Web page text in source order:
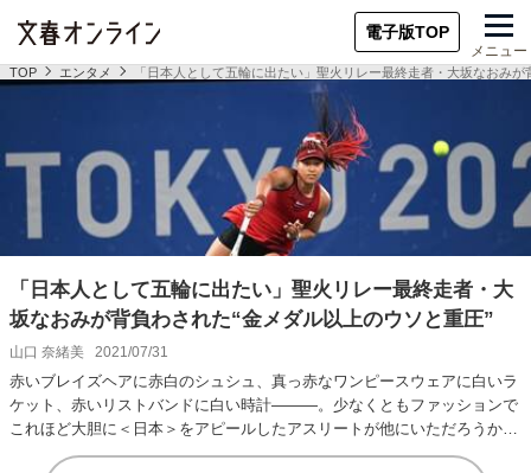
電子版TOP
メニュー
TOP エンタメ 「日本人として五輪に出たい」聖火リレー最終走者・大坂なおみ
「日本人として五輪に出たい」聖火リレー最終走者・大
坂なおみが背負わされた“金メダル以上のウソと重圧”
山口 奈緒美 2021/07/31
赤いブレイズヘアに赤白のシュシュ、真っ赤なワンピースウェアに白いラ
ケット、赤いリストバンドに白い時計———。少なくともファッションで
これほど大胆に＜日本＞をアピールしたアスリートが他にいただろうか。
それができるかど…